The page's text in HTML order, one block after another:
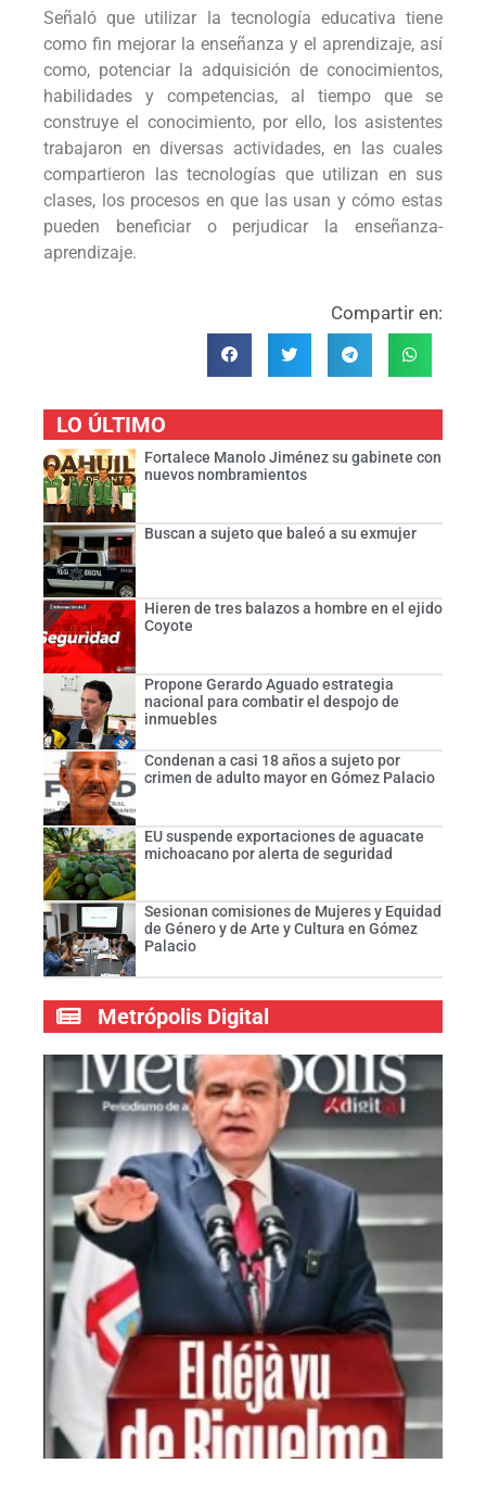
Señaló que utilizar la tecnología educativa tiene
como fin mejorar la enseñanza y el aprendizaje, así
como, potenciar la adquisición de conocimientos,
habilidades y competencias, al tiempo que se
construye el conocimiento, por ello, los asistentes
trabajaron en diversas actividades, en las cuales
compartieron las tecnologías que utilizan en sus
clases, los procesos en que las usan y cómo estas
pueden beneficiar o perjudicar la enseñanza-
aprendizaje.
Compartir en:
LO ÚLTIMO
Fortalece Manolo Jiménez su gabinete con
nuevos nombramientos
Buscan a sujeto que baleó a su exmujer
Hieren de tres balazos a hombre en el ejido
Coyote
Propone Gerardo Aguado estrategia
nacional para combatir el despojo de
inmuebles
Condenan a casi 18 años a sujeto por
crimen de adulto mayor en Gómez Palacio
EU suspende exportaciones de aguacate
michoacano por alerta de seguridad
Sesionan comisiones de Mujeres y Equidad
de Género y de Arte y Cultura en Gómez
Palacio
Metrópolis Digital